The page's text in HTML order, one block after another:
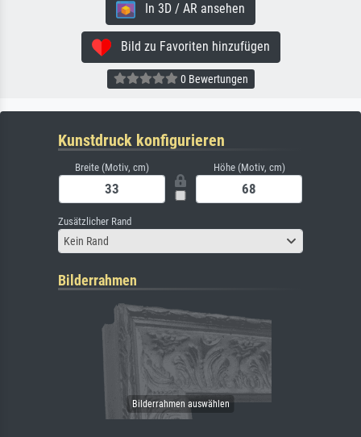
In 3D / AR ansehen
Bild zu Favoriten hinzufügen
0 Bewertungen
Kunstdruck konfigurieren
Breite (Motiv, cm) Höhe (Motiv, cm)
Zusätzlicher Rand
Kein Rand
Bilderrahmen